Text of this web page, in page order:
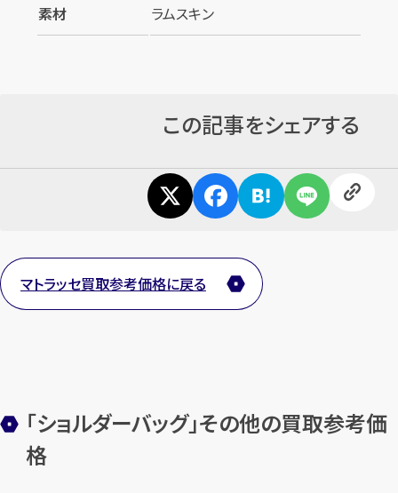
カンタン無料
まずはお電話で無料査定
素材
ラムスキン
この記事をシェアする
マトラッセ買取参考価格に戻る
「ショルダーバッグ」その他の買取参考価
格